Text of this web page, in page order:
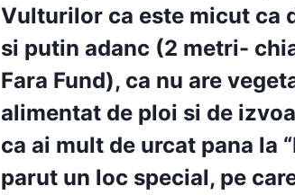
Vulturilor ca este micut ca
si putin adanc (2 metri-
Fara Fund), ca nu are
alimentat de ploi si de
ca ai mult de urcat pana la
parut un loc special, pe